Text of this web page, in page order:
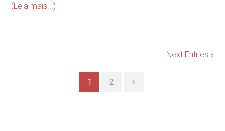
(Leia mais...)
Next Entries »
1 2